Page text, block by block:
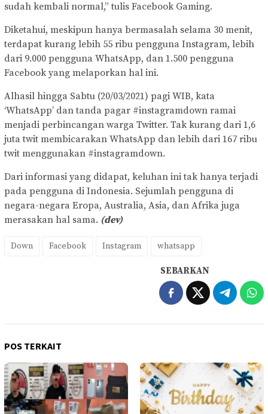
sudah kembali normal,” tulis Facebook Gaming.
Diketahui, meskipun hanya bermasalah selama 30 menit,
terdapat kurang lebih 55 ribu pengguna Instagram, lebih
dari 9.000 pengguna WhatsApp, dan 1.500 pengguna
Facebook yang melaporkan hal ini.
Alhasil hingga Sabtu (20/03/2021) pagi WIB, kata
‘WhatsApp’ dan tanda pagar #instagramdown ramai
menjadi perbincangan warga Twitter. Tak kurang dari 1,6
juta twit membicarakan WhatsApp dan lebih dari 167 ribu
twit menggunakan #instagramdown.
Dari informasi yang didapat, keluhan ini tak hanya terjadi
pada pengguna di Indonesia. Sejumlah pengguna di
negara-negara Eropa, Australia, Asia, dan Afrika juga
merasakan hal sama. (dev)
Down Facebook Instagram whatsapp
SEBARKAN
POS TERKAIT